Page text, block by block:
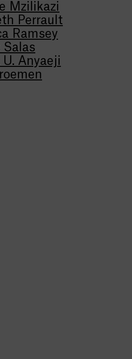
Mzilikazi
Perrault
Ramsey
Salas
U. Anyaeji